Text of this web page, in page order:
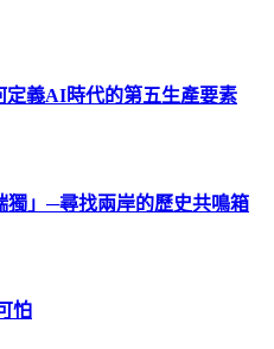
義AI時代的第五生產要素
獨」─尋找兩岸的歷史共鳴箱
怕